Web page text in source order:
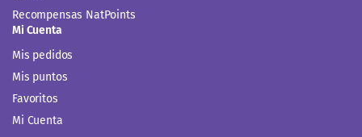
Recompensas NatPoints
Mi Cuenta
Mis pedidos
Mis puntos
Favoritos
Mi Cuenta